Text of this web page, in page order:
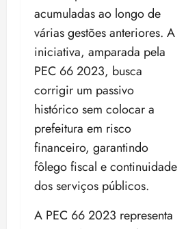
acumuladas ao longo de
várias gestões anteriores. A
iniciativa, amparada pela
PEC 66 2023, busca
corrigir um passivo
histórico sem colocar a
prefeitura em risco
financeiro, garantindo
fôlego fiscal e continuidade
dos serviços públicos.
A PEC 66 2023 representa